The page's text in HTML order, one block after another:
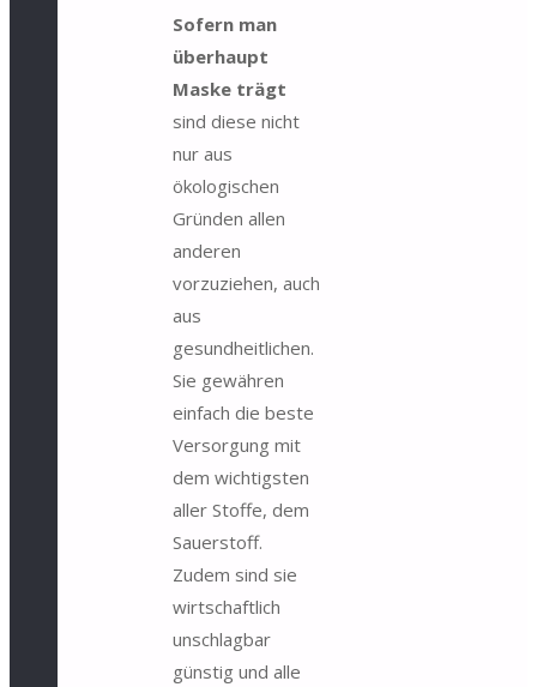
Sofern man
überhaupt
Maske trägt
sind diese nicht
nur aus
ökologischen
Gründen allen
anderen
vorzuziehen, auch
aus
gesundheitlichen.
Sie gewähren
einfach die beste
Versorgung mit
dem wichtigsten
aller Stoffe, dem
Sauerstoff.
Zudem sind sie
wirtschaftlich
unschlagbar
günstig und alle